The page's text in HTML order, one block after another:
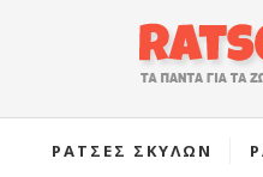
ΡΑΤΣΕΣ ΣΚΥΛΩΝ